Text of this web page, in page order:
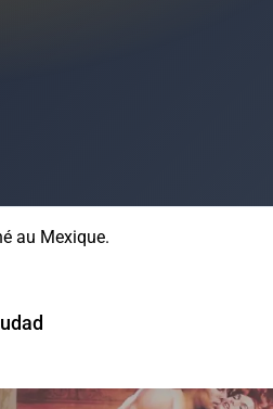
au Mexique.